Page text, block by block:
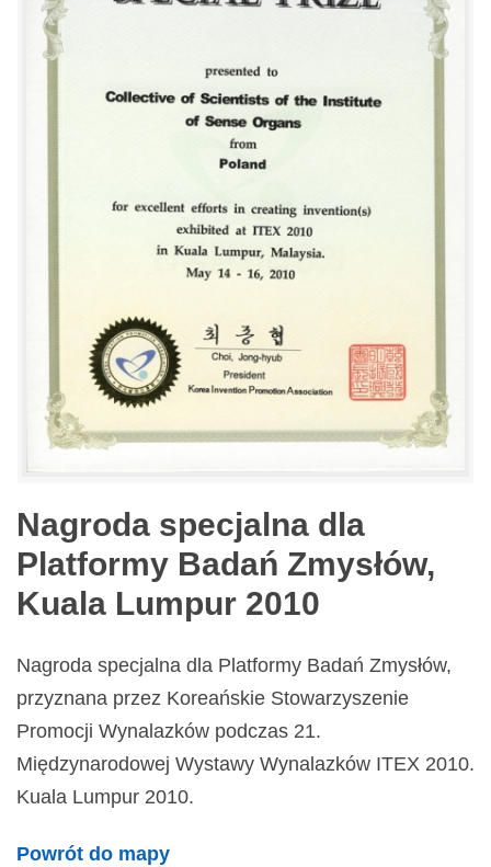
Nagroda specjalna dla
Platformy Badań Zmysłów,
Kuala Lumpur 2010
Nagroda specjalna dla Platformy Badań Zmysłów,
przyznana przez Koreańskie Stowarzyszenie
Promocji Wynalazków podczas 21.
Międzynarodowej Wystawy Wynalazków ITEX 2010.
Kuala Lumpur 2010.
Powrót do mapy